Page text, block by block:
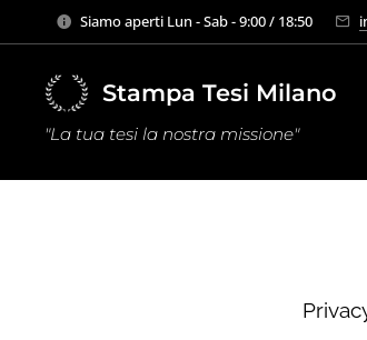
Siamo aperti Lun - Sab - 9:00 / 18:50
Stampa Tesi Milano
"La tua tesi la nostra missione"